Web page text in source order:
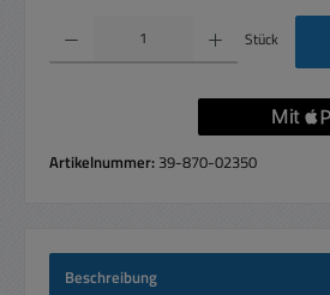
Produkt Anzahl: Gib den gewünschten Wert ein
Stück
Artikelnummer: 39-870-02350
Beschreibung